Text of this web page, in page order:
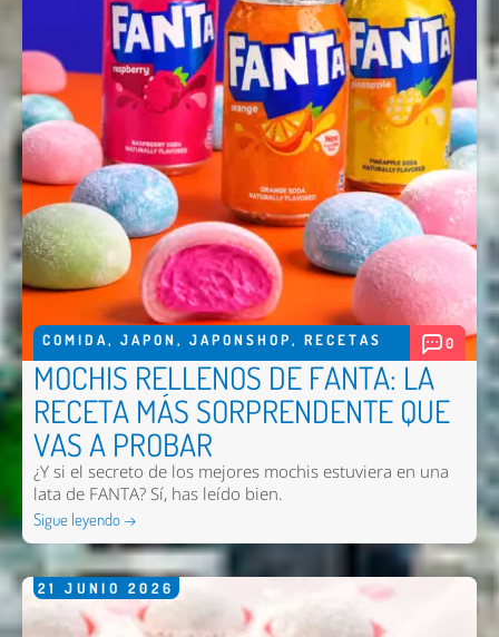
COMIDA, JAPON , JAPONSHOP, RECETAS 0
MOCHIS RELLENOS DE FANTA: LA
RECETA MÁS SORPRENDENTE QUE
VAS A PROBAR
¿Y si el secreto de los mejores mochis estuviera en una
lata de FANTA? Sí, has leído bien.
Sigue leyendo →
21 JUNIO 2026